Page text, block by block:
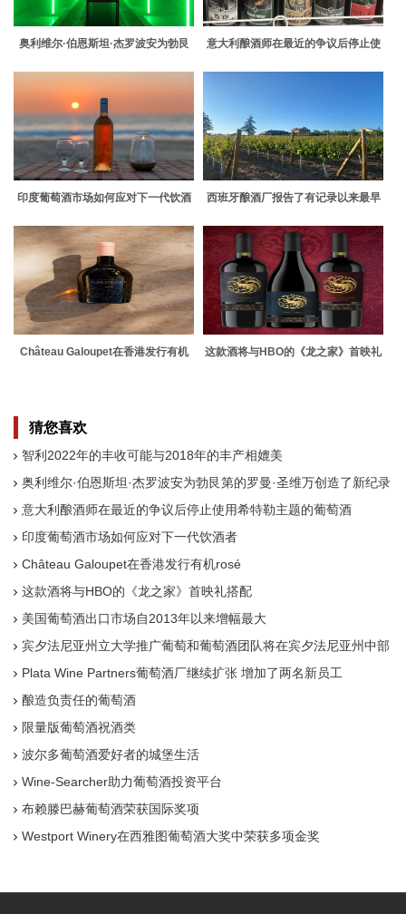
奥利维尔·伯恩斯坦·杰罗波安为勃艮
意大利酿酒师在最近的争议后停止使
印度葡萄酒市场如何应对下一代饮酒
西班牙酿酒厂报告了有记录以来最早
Château Galoupet在香港发行有机
这款酒将与HBO的《龙之家》首映礼
猜您喜欢
智利2022年的丰收可能与2018年的丰产相媲美
奥利维尔·伯恩斯坦·杰罗波安为勃艮第的罗曼·圣维万创造了新纪录
意大利酿酒师在最近的争议后停止使用希特勒主题的葡萄酒
印度葡萄酒市场如何应对下一代饮酒者
Château Galoupet在香港发行有机rosé
这款酒将与HBO的《龙之家》首映礼搭配
美国葡萄酒出口市场自2013年以来增幅最大
宾夕法尼亚州立大学推广葡萄和葡萄酒团队将在宾夕法尼亚州中部
Plata Wine Partners葡萄酒厂继续扩张 增加了两名新员工
酿造负责任的葡萄酒
限量版葡萄酒祝酒类
波尔多葡萄酒爱好者的城堡生活
Wine-Searcher助力葡萄酒投资平台
布赖滕巴赫葡萄酒荣获国际奖项
Westport Winery在西雅图葡萄酒大奖中荣获多项金奖